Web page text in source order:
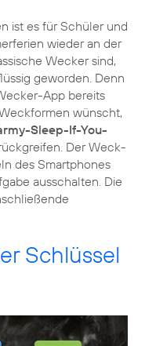
ist es für Schüler und
wieder an der
Wecker sind,
geworden. Denn
App bereits
wünscht,
Sleep-If-You-
Der Weck-
des Smartphones
ausschalten. Die
Schlüssel